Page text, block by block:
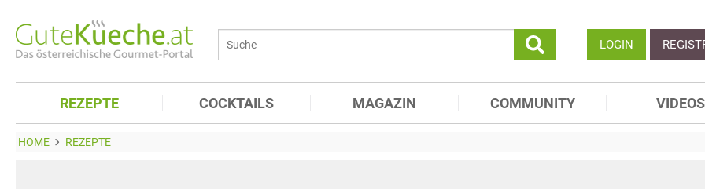
LOGIN
REZEPTE COCKTAILS MAGAZIN COMMUNITY VIDEOS
HOME REZEPTE